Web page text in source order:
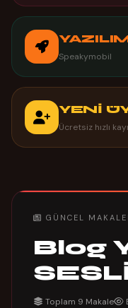
Speakymobil
YENİ
Ücretsiz hızlı
GÜNCEL
Blog
Toplam 9 Makale